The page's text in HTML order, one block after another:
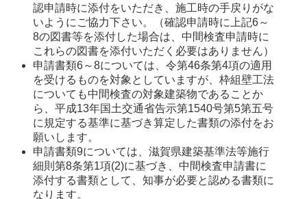
認申請時に添付をいただき、施工時の手戻りがな
いようにご協力下さい。（確認申請時に上記6～
8の図書等を添付した場合は、中間検査申請時に
これらの図書を添付いただく必要はありません）
申請書類6～8については、令第46条第4項の適用
を受けるものを対象としていますが、枠組壁工法
についても中間検査の対象建築物であることか
ら、平成13年国土交通省告示第1540号第5第五号
に規定する基準に基づき算定した書類の添付をお
願いします。
申請書類9については、滋賀県建築基準法等施行
細則第8条第1項(2)に基づき、中間検査申請書に
添付する書類として、知事が必要と認める書類に
なります。